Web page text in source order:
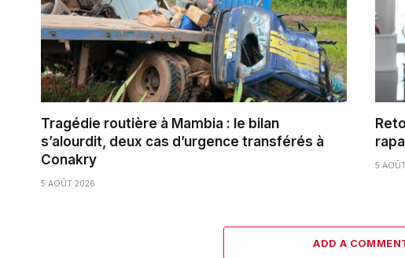
Tragédie routière à Mambia : le bilan
s’alourdit, deux cas d’urgence transférés à
Conakry
5 AOÛT 2026
5
ADD A